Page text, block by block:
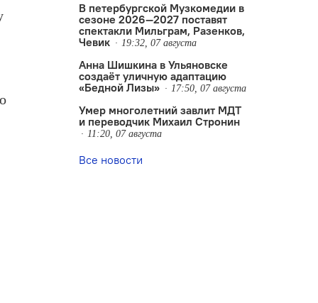
В петербургской Музкомедии в
сезоне 2026—2027 поставят
спектакли Мильграм, Разенков,
Чевик
19:32, 07 августа
Анна Шишкина в Ульяновске
создаëт уличную адаптацию
«Бедной Лизы»
17:50, 07 августа
Умер многолетний завлит МДТ
и переводчик Михаил Стронин
11:20, 07 августа
Все новости